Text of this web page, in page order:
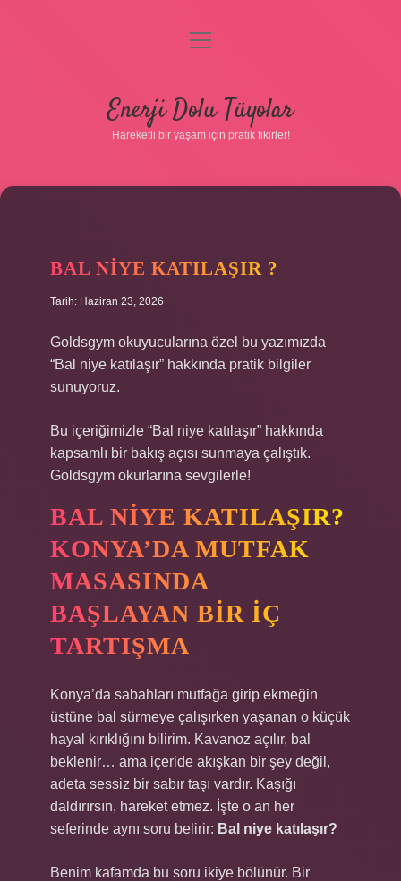
Gizlilik Politikası
Hakkımızda
menüyü
Enerji Dolu Tüyolar
Hareketli bir yaşam için pratik fikirler!
BAL NIYE KATILAŞIR ?
Tarih: Haziran 23, 2026
Goldsgym okuyucularına özel bu yazımızda
“Bal niye katılaşır” hakkında pratik bilgiler
sunuyoruz.
Bu içeriğimizle “Bal niye katılaşır” hakkında
kapsamlı bir bakış açısı sunmaya çalıştık.
Goldsgym okurlarına sevgilerle!
BAL NIYE KATILAŞIR?
KONYA’DA MUTFAK
MASASINDA
BAŞLAYAN BIR IÇ
TARTIŞMA
Konya’da sabahları mutfağa girip ekmeğin
üstüne bal sürmeye çalışırken yaşanan o küçük
hayal kırıklığını bilirim. Kavanoz açılır, bal
beklenir… ama içeride akışkan bir şey değil,
adeta sessiz bir sabır taşı vardır. Kaşığı
daldırırsın, hareket etmez. İşte o an her
seferinde aynı soru belirir: Bal niye katılaşır?
Benim kafamda bu soru ikiye bölünür. Bir